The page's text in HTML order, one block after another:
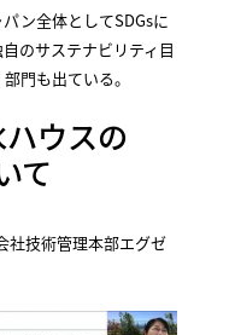
ン全体としてSDGsに
のサステナビリティ目
門も出ている。
ウスの
て
社技術管理本部エグゼ